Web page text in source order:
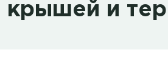
крышей и